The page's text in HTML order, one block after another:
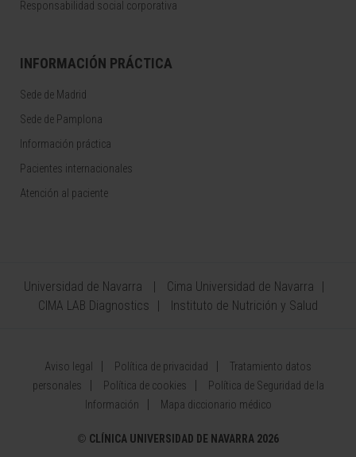
Responsabilidad social corporativa
INFORMACIÓN PRÁCTICA
Sede de Madrid
Sede de Pamplona
Información práctica
Pacientes internacionales
Atención al paciente
Universidad de Navarra
Cima Universidad de Navarra
CIMA LAB Diagnostics
Instituto de Nutrición y Salud
Aviso legal Política de privacidad
Tratamiento datos
personales
Política de cookies
Política de Seguridad de la
Información
Mapa diccionario médico
© CLÍNICA UNIVERSIDAD DE NAVARRA 2026